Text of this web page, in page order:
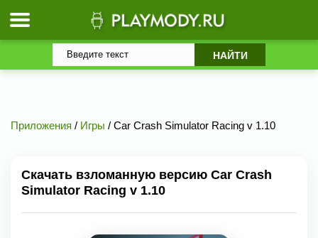
Приложения / Игры / Car Crash Simulator Racing v 1.10
Скачать взломанную версию Car Crash
Simulator Racing v 1.10